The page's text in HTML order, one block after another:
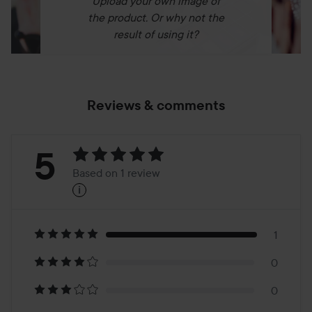
the product. Or why not the
result of using it?
Reviews & comments
Rating:
Based
on
1
5 Based on 1 review
i
1
0
0